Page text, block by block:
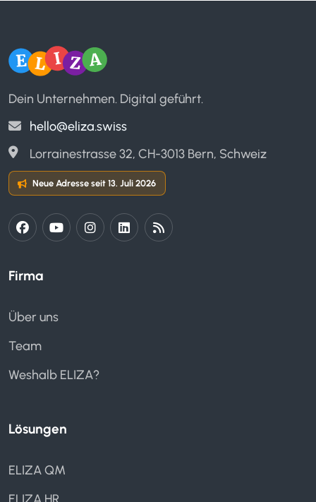
E-Mail Support
Service Level Agreement (SLA)
Eigenes E-Learning
ELIZA Kurse (gratis)
Vertragsmanagement
Wiedervorlage
Absenzenmanagement
Spesenmanagement
Firma
Über uns
Team
Weshalb ELIZA?
Lösungen
ELIZA QM
Dein Unternehmen. Digital geführt.
hello@eliza.swiss
Lorrainestrasse 32, CH-3013 Bern, Schweiz
Neue Adresse seit 13. Juli 2026